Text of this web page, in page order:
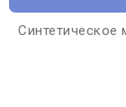
Синтетическое